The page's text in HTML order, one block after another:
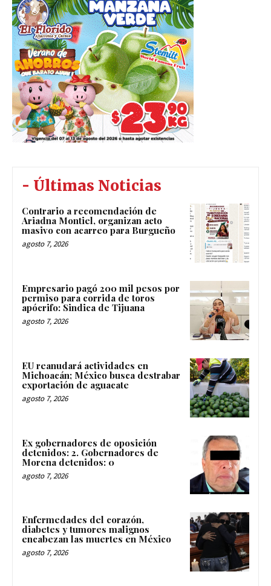
- Últimas Noticias
Contrario a recomendación de
Ariadna Montiel, organizan acto
masivo con acarreo para Burgueño
agosto 7, 2026
Empresario pagó 200 mil pesos por
permiso para corrida de toros
apócrifo: Sindica de Tijuana
agosto 7, 2026
EU reanudará actividades en
Michoacán; México busca destrabar
exportación de aguacate
agosto 7, 2026
Ex gobernadores de oposición
detenidos: 2. Gobernadores de
Morena detenidos: 0
agosto 7, 2026
Enfermedades del corazón,
diabetes y tumores malignos
encabezan las muertes en México
agosto 7, 2026